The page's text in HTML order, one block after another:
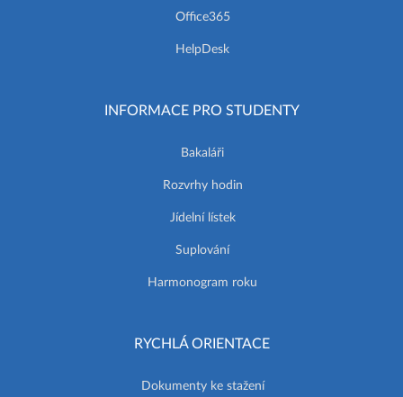
Office365
HelpDesk
INFORMACE PRO STUDENTY
Bakaláři
Rozvrhy hodin
Jídelní lístek
Suplování
Harmonogram roku
RYCHLÁ ORIENTACE
Dokumenty ke stažení